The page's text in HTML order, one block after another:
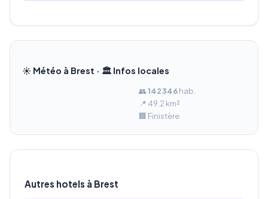
☀️ Météo à Brest · 🏛️ Infos locales
👥142 346hab.
📍 49.2 km²
🏢 Finistère
Autres hotels à Brest